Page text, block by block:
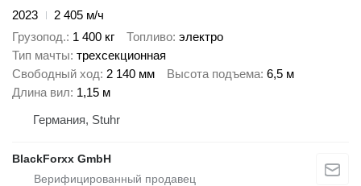
2023
2 405 м/ч
Грузопод. 1 400 кг Топливо электро
Тип мачты трехсекционная
Свободный ход 2 140 мм Высота подъема 6,5 м
Длина вил 1,15 м
Германия, Stuhr
BlackForxx GmbH